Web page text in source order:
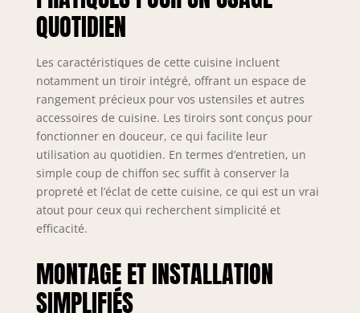
finition graphite,
Close, assurent
une fermeture
douce et
silencieuse.
Complétés par des
charnières Soft-
Close et des vérins
à gaz pour portes
et abattants.
Testés jusqu’à 60
SYSTÈME NEXUS
QUOTIDIEN
Les caractéristiques de cette cuisine incluent
notamment un tiroir intégré, offrant un espace de
rangement précieux pour vos ustensiles et autres
accessoires de cuisine. Les tiroirs sont conçus pour
fonctionner en douceur, ce qui facilite leur
utilisation au quotidien. En termes d’entretien, un
simple coup de chiffon sec suffit à conserver la
propreté et l’éclat de cette cuisine, ce qui est un vrai
atout pour ceux qui recherchent simplicité et
efficacité.
MONTAGE ET INSTALLATION
SIMPLIFIÉS